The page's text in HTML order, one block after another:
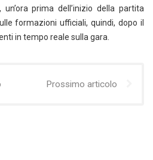
prima dell’inizio della partita
formazioni ufficiali, quindi, dopo il
in tempo reale sulla gara.
Prossimo articolo